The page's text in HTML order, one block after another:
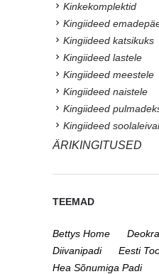
Kinkekomplektid
Kingiideed
Kingiideed katsikuks
Kingiideed lastele
Kingiideed meestele
Kingiideed naistele
Kingiideed
Kingiideed
ÄRIKINGITUSED
TEEMAD
Bettys Home
Diivanipadi
Eesti
Hea Sõnumiga Padi